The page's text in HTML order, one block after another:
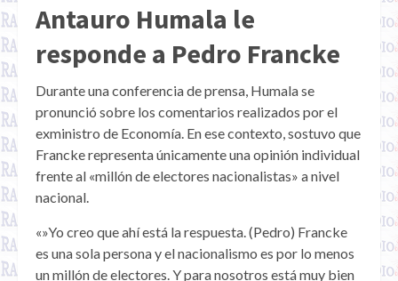
Antauro Humala le
responde a Pedro Francke
Durante una conferencia de prensa, Humala se
pronunció sobre los comentarios realizados por el
exministro de Economía. En ese contexto, sostuvo que
Francke representa únicamente una opinión individual
frente al «millón de electores nacionalistas» a nivel
nacional.
«»Yo creo que ahí está la respuesta. (Pedro) Francke
es una sola persona y el nacionalismo es por lo menos
un millón de electores. Y para nosotros está muy bien